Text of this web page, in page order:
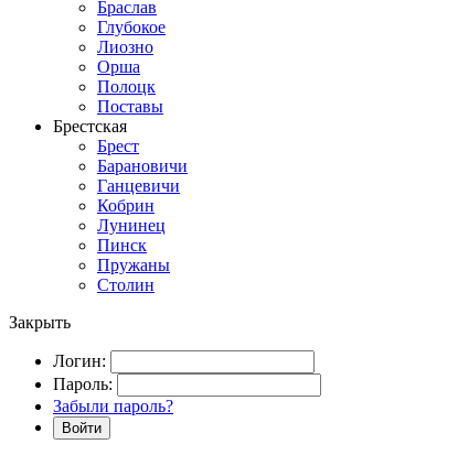
Браслав
Глубокое
Лиозно
Орша
Полоцк
Поставы
Брестская
Брест
Барановичи
Ганцевичи
Кобрин
Лунинец
Пинск
Пружаны
Столин
Закрыть
Логин:
Пароль:
Забыли пароль?
Войти